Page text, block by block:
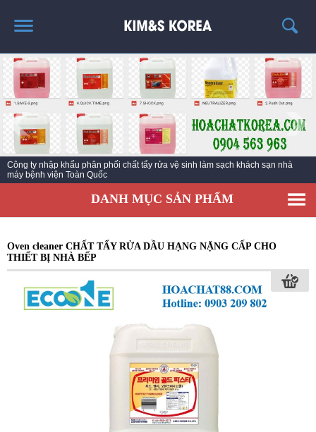
TRANG CHỦ
THÔNG TIN SẢN PHẨM
TIN TỨC
LIÊN HỆ
EC KY NƯỚC TẨY RỬA CÔNG NGHIỆP ECO ONE
Nhà sản xuất chất vệ sinh làm sạch số hàng đầu Hàn Quốc với hơn 45 Năm
kinh nghiệm
DANH MỤC SẢN PHẨM
Oven cleaner CHẤT TẨY RỬA DẦU HẠNG NẶNG CẤP CHO
THIẾT BỊ NHÀ BẾP